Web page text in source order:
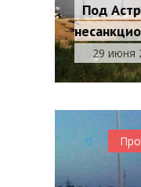
Под
29 июня
0